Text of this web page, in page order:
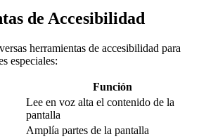
de Accesibilidad
herramientas de accesibilidad para
especiales:
Función
Lee en voz alta el contenido de la
pantalla
Amplía partes de la pantalla